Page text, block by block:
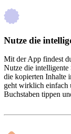
Nutze die
Mit der App findest
Nutze die intelligente
die kopierten Inhalte
geht wirklich einfach
Buchstaben tippen